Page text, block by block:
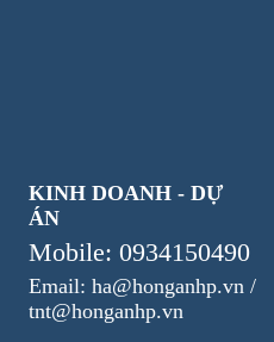
KINH DOANH - DỰ
ÁN
Mobile: 0934150490
Email: ha@honganhp.vn /
tnt@honganhp.vn